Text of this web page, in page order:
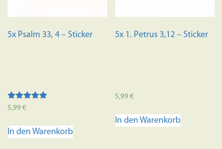
5x Psalm 33, 4 – Sticker
Bewertet mit
5.00
5,99€
In den Warenkorb
5x 1. Petrus 3,12 – Sticker
5,99€
In den Warenkorb